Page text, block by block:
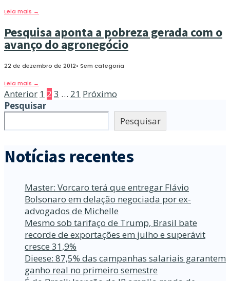
Leia mais →
Pesquisa aponta a pobreza gerada com o
avanço do agronegócio
22 de dezembro de 2012• Sem categoria
Leia mais →
Paginação
de
Anterior 1 2 3 … 21 Próximo
Pesquisar
Pesquisar
Notícias recentes
Master: Vorcaro terá que entregar Flávio
Bolsonaro em delação negociada por ex-
advogados de Michelle
Mesmo sob tarifaço de Trump, Brasil bate
recorde de exportações em julho e superávit
cresce 31,9%
Dieese: 87,5% das campanhas salariais garantem
ganho real no primeiro semestre